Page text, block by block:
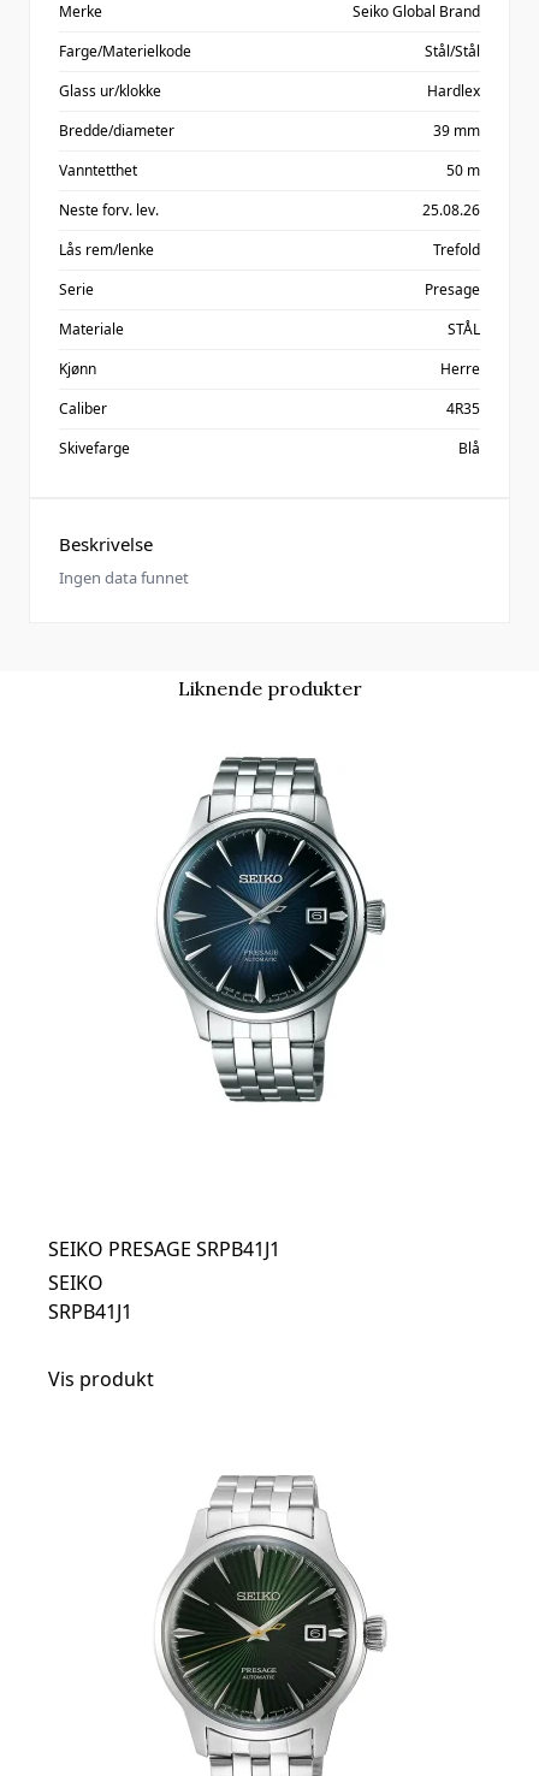
Beskrivelse
Ingen data funnet
Merke
Seiko Global Brand
Farge/Materielkode
Stål/Stål
Glass ur/klokke
Hardlex
Bredde/diameter
39 mm
Vanntetthet
50 m
Neste forv. lev.
25.08.26
Lås rem/lenke
Trefold
Serie
Presage
Materiale
STÅL
Kjønn
Herre
Caliber
4R35
Skivefarge
Blå
Liknende produkter
SEIKO PRESAGE SRPB41J1
SEIKO
SRPB41J1
Vis produkt